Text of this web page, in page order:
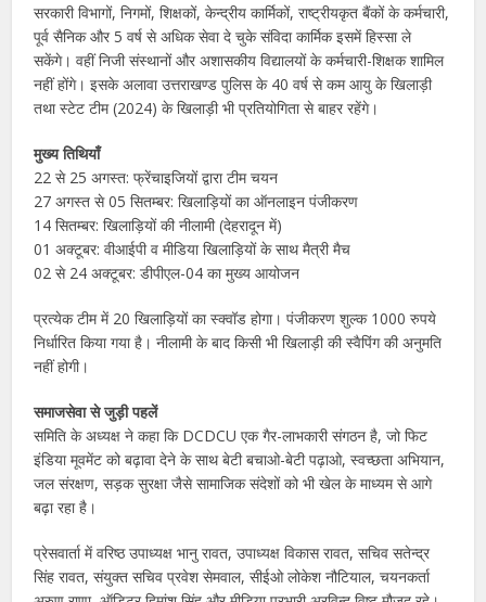
सरकारी विभागों, निगमों, शिक्षकों, केन्द्रीय कार्मिकों, राष्ट्रीयकृत बैंकों के कर्मचारी,
पूर्व सैनिक और 5 वर्ष से अधिक सेवा दे चुके संविदा कार्मिक इसमें हिस्सा ले
सकेंगे। वहीं निजी संस्थानों और अशासकीय विद्यालयों के कर्मचारी-शिक्षक शामिल
नहीं होंगे। इसके अलावा उत्तराखण्ड पुलिस के 40 वर्ष से कम आयु के खिलाड़ी
तथा स्टेट टीम (2024) के खिलाड़ी भी प्रतियोगिता से बाहर रहेंगे।
मुख्य तिथियाँ
22 से 25 अगस्त: फ्रेंचाइजियों द्वारा टीम चयन
27 अगस्त से 05 सितम्बर: खिलाड़ियों का ऑनलाइन पंजीकरण
14 सितम्बर: खिलाड़ियों की नीलामी (देहरादून में)
01 अक्टूबर: वीआईपी व मीडिया खिलाड़ियों के साथ मैत्री मैच
02 से 24 अक्टूबर: डीपीएल-04 का मुख्य आयोजन
प्रत्येक टीम में 20 खिलाड़ियों का स्क्वॉड होगा। पंजीकरण शुल्क 1000 रुपये
निर्धारित किया गया है। नीलामी के बाद किसी भी खिलाड़ी की स्वैपिंग की अनुमति
नहीं होगी।
समाजसेवा से जुड़ी पहलें
समिति के अध्यक्ष ने कहा कि DCDCU एक गैर-लाभकारी संगठन है, जो फिट
इंडिया मूवमेंट को बढ़ावा देने के साथ बेटी बचाओ-बेटी पढ़ाओ, स्वच्छता अभियान,
जल संरक्षण, सड़क सुरक्षा जैसे सामाजिक संदेशों को भी खेल के माध्यम से आगे
बढ़ा रहा है।
प्रेसवार्ता में वरिष्ठ उपाध्यक्ष भानु रावत, उपाध्यक्ष विकास रावत, सचिव सतेन्द्र
सिंह रावत, संयुक्त सचिव प्रवेश सेमवाल, सीईओ लोकेश नौटियाल, चयनकर्ता